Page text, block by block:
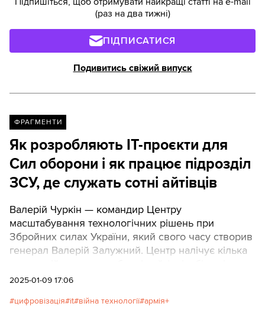
(раз на два тижні)
ПІДПИСАТИСЯ
Подивитись свіжий випуск
ФРАГМЕНТИ
Як розробляють IT-проєкти для
Сил оборони і як працює підрозділ
ЗСУ, де служать сотні айтівців
Валерій Чуркін — командир Центру
масштабування технологічних рішень при
Збройних силах України, який свого часу створив
генерал Валерій Залужний. Центр налічує кілька
з яких мають бойовий досвід. У 2024 році
(ЦГД), а долю Центру масштабування
2025-01-09 17:06
цифровізація it війна технології армія+